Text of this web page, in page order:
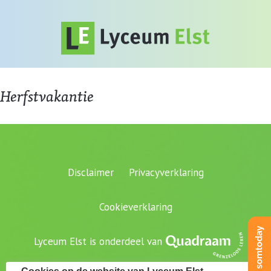
Herfstvakantie
Disclaimer Privacyverklaring
Cookieverklaring
Lyceum Elst is onderdeel van